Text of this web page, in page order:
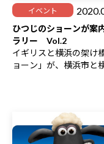
イベント
ひつじのショーンが案
ラリー Vol.2
イギリスと横浜の架け
ョーン」が、横浜市と
また、２個スタンプを
ナルキーホルダーをプ
注意‼ スタンプラリ